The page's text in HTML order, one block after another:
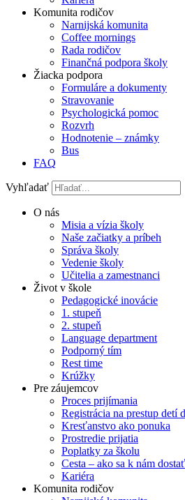
Komunita rodičov
Narnijská komunita
Coffee mornings
Rada rodičov
Finančná podpora školy
Žiacka podpora
Formuláre a dokumenty
Stravovanie
Psychologická pomoc
Rozvrh
Hodnotenie – známky
Bus
FAQ
Vyhľadať
O nás
Misia a vízia školy
Naše začiatky a príbeh
Správa školy
Vedenie školy
Učitelia a zamestnanci
Život v škole
Pedagogické inovácie
1. stupeň
2. stupeň
Language department
Podporný tím
Rest time
Krúžky
Pre záujemcov
Proces prijímania
Registrácia na prestup detí
Kresťanstvo ako ponuka
Prostredie prijatia
Poplatky za školu
Cesta – ako sa k nám dostať
Kariéra
Komunita rodičov